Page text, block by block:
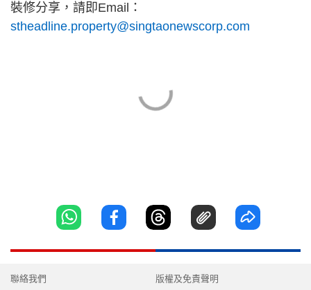
裝修分享，請即Email：
stheadline.property@singtaonewscorp.com
聯絡我們 版權及免責聲明